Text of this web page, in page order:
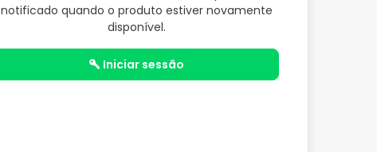
notificado quando o produto estiver novamente
disponível.
iniciar sessão